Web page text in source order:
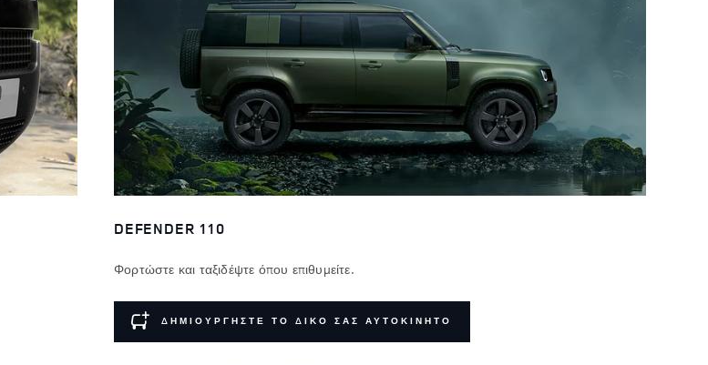
DEFENDER 110
Φορτώστε και ταξιδέψτε όπου επιθυμείτε.
ΔΗΜΙΟΥΡΓΗΣΤΕ ΤΟ ΔΙΚΟ ΣΑΣ ΑΥΤΟΚΙΝΗΤΟ